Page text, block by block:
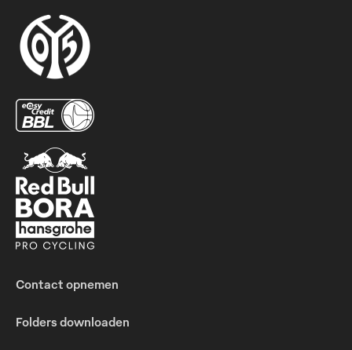
Contact opnemen
Folders downloaden